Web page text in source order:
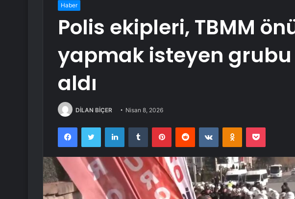
Haber
Polis ekipleri, TBMM
yapmak isteyen
aldı
DİLAN BİÇER Nisan 8, 2026
FacebookTwitter LinkedInTumblr PinterestReddit VKontakteOdnoklassniki
Pocket